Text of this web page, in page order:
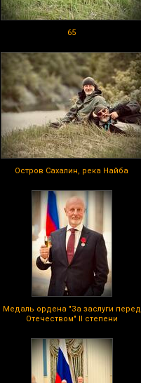
65
Остров Сахалин, река Найба
Медаль ордена "За заслуги перед
Отечеством" II степени